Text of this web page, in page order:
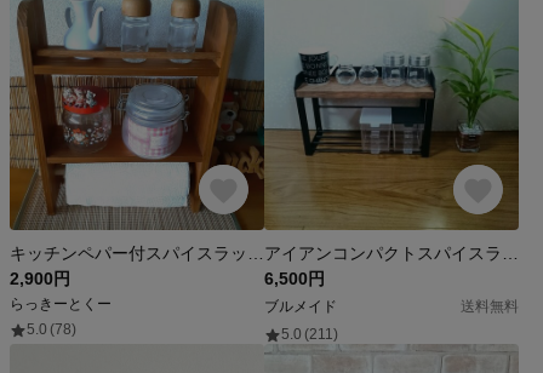
2,900円
らっきーとくー
5.0 (78)
6,500円
ブルメイド
送料無料
5.0 (211)